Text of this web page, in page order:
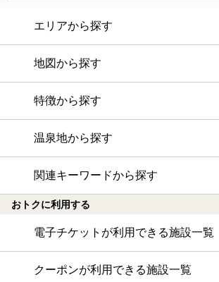
エリアから探す
地図から探す
特徴から探す
温泉地から探す
関連キーワードから探す
おトクに利用する
電子チケットが利用できる施設一覧
クーポンが利用できる施設一覧